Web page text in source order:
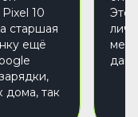
10
старшая
ещё
дома, так
Это